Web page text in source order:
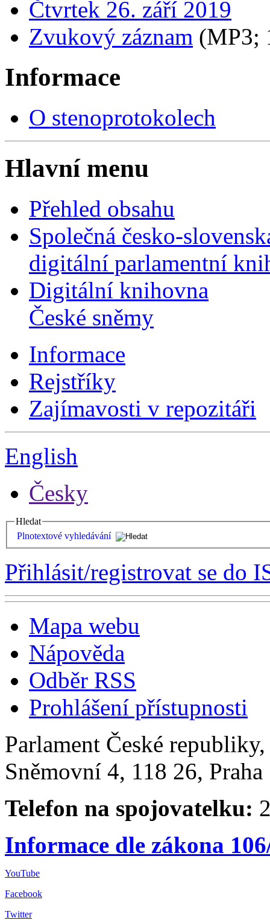
Čtvrtek 26. září 2019
Zvukový záznam (MP3;
Informace
O stenoprotokolech
Hlavní menu
Přehled obsahu
Společná česko-
digitální parlamentní
Digitální knihovna
České sněmy
Informace
Rejstříky
Zajímavosti v repozitáři
English
Česky
Hledat
Plnotextové vyhledávání
Přihlásit/registrovat se do
Mapa webu
Nápověda
Odběr RSS
Prohlášení přístupnosti
Parlament České
Sněmovní 4, 118 26,
Telefon na spojovatelku:
Informace dle zákona
YouTube
Facebook
Twitter